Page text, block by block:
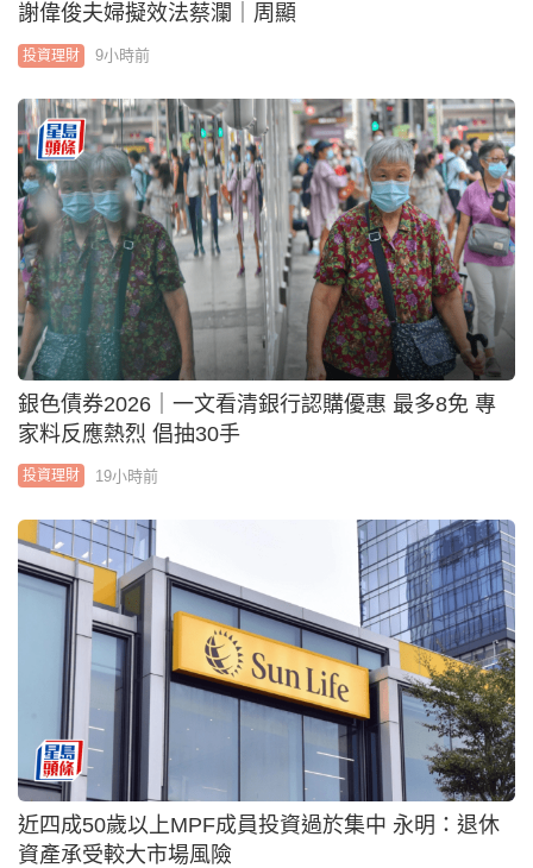
謝偉俊夫婦擬效法蔡瀾｜周顯
投資理財 9小時前
銀色債券2026｜一文看清銀行認購優惠 最多8免 專
家料反應熱烈 倡抽30手
投資理財 19小時前
近四成50歲以上MPF成員投資過於集中 永明：退休
資產承受較大市場風險